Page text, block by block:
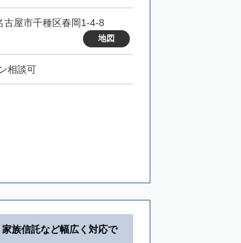
古屋市千種区春岡1-4-8
地図
相談可
家族信託など幅広く対応で